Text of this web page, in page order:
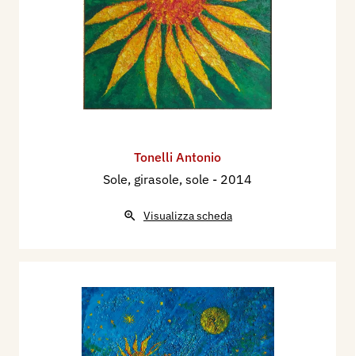
Tonelli Antonio
Sole, girasole, sole - 2014
Visualizza scheda